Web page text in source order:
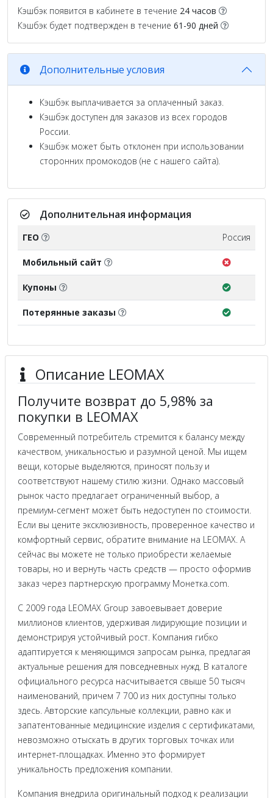
Кэшбэк появится в кабинете в течение 24 часов
Кэшбэк будет подтвержден в течение 61-90 дней
Дополнительные условия
Кэшбэк выплачивается за оплаченный заказ.
Кэшбэк доступен для заказов из всех городов
России.
Кэшбэк может быть отклонен при использовании
сторонних промокодов (не с нашего сайта).
Дополнительная информация
ГЕО Россия
Мобильный сайт
Купоны
Потерянные заказы
Описание LEOMAX
Получите возврат до 5,98% за
покупки в LEOMAX
Современный потребитель стремится к балансу между
качеством, уникальностью и разумной ценой. Мы ищем
вещи, которые выделяются, приносят пользу и
соответствуют нашему стилю жизни. Однако массовый
рынок часто предлагает ограниченный выбор, а
премиум-сегмент может быть недоступен по стоимости.
Если вы цените эксклюзивность, проверенное качество и
комфортный сервис, обратите внимание на LEOMAX. А
сейчас вы можете не только приобрести желаемые
товары, но и вернуть часть средств — просто оформив
заказ через партнерскую программу Монетка.com.
С 2009 года LEOMAX Group завоевывает доверие
миллионов клиентов, удерживая лидирующие позиции и
демонстрируя устойчивый рост. Компания гибко
адаптируется к меняющимся запросам рынка, предлагая
актуальные решения для повседневных нужд. В каталоге
официального ресурса насчитывается свыше 50 тысяч
наименований, причем 7 700 из них доступны только
здесь. Авторские капсульные коллекции, равно как и
запатентованные медицинские изделия с сертификатами,
невозможно отыскать в других торговых точках или
интернет-площадках. Именно это формирует
уникальность предложения компании.
Компания внедрила оригинальный подход к реализации